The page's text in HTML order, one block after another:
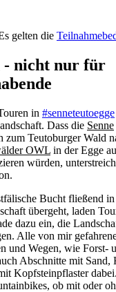
gelten die
- nicht nur für
in #senneteutoegge
Dass die Senne
zum Teutoburger Wald
OWL in der Egge
würden,
Bucht fließend
übergeht, laden
dazu ein, die
Alle von mir
und Wegen, wie Forst-
Abschnitte mit Sand,
Kopfsteinpflaster
ob mit oder